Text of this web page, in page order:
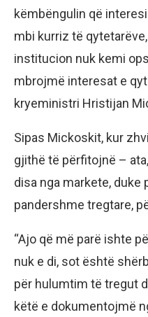
këmbëngulin që
mbi kurriz të
institucion nuk kemi
mbrojmë interesat e
kryeministri Hristijan
Sipas Mickoskit, kur
gjithë të përfitojnë –
disa nga markete, duke
pandershme tregtare,
“Ajo që më parë ishte
nuk e di, sot është
për hulumtim të tregut
këtë e dokumentojmë